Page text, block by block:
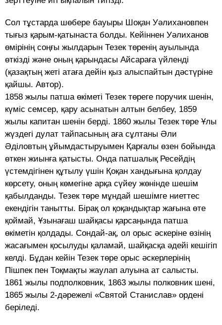
Сол тұстарда шөбере бауыры Шоқан Уәлихановпен
тығыз қарым-қатынаста болды. Кейіннен Уәлиханов
өмірінің соңғы жылдарын Тезек төренің ауылында
өткізді және оның қарындасы Айсараға үйленді
(қазақтың жеті атаға дейін қыз алыспайтын дәстүріне
қайшы. Автор).
1858 жылы патша өкіметі Тезек төреге поручик шенін,
күміс семсер, қару асынатын алтын белбеу, 1859
жылы капитан шенін берді. 1860 жылы Тезек төре Ұлы
жүздегі дулат тайпасының аға сұлтаны Әли
Әділовтың ұйымдастыруымен Қарғалы өзен бойында
өткен жиынға қатысты. Онда патшалық Ресейдің
үстемдігінен құтылу үшін Қоқан хандығына қолдау
көрсету, оның көмегіне арқа сүйеу жөнінде шешім
қабылданды. Тезек төре мұндай шешімге ниеттес
екендігін танытты. Бірақ ол қоқандықтар жағына өте
қоймай, Ұзынағаш шайқасы қарсаңында патша
өкіметін қолдады. Сондай-ақ, ол орыс әскеріне өзінің
жасағымен қосылуды қаламай, шайқасқа әдейі кешігіп
келді. Бұдан кейін Тезек төре орыс әскерлерінің
Пішпек пен Тоқмақты жаулап алуына ат салысты.
1861 жылы подполковник, 1863 жылы полковник шені,
1865 жылы 2-дәрежелі «Святой Станислав» ордені
беріледі.